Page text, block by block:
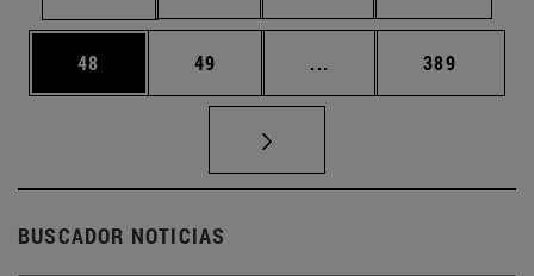
Página
48 Página
49 ... Páginas intermedias
Página
389
BUSCADOR NOTICIAS